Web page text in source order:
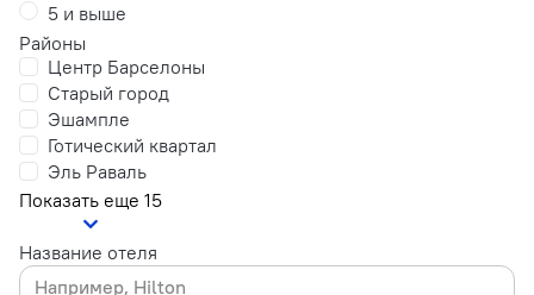
5 и выше
Районы
Центр Барселоны
Старый город
Эшампле
Готический квартал
Эль Раваль
Показать еще 15
Название отеля